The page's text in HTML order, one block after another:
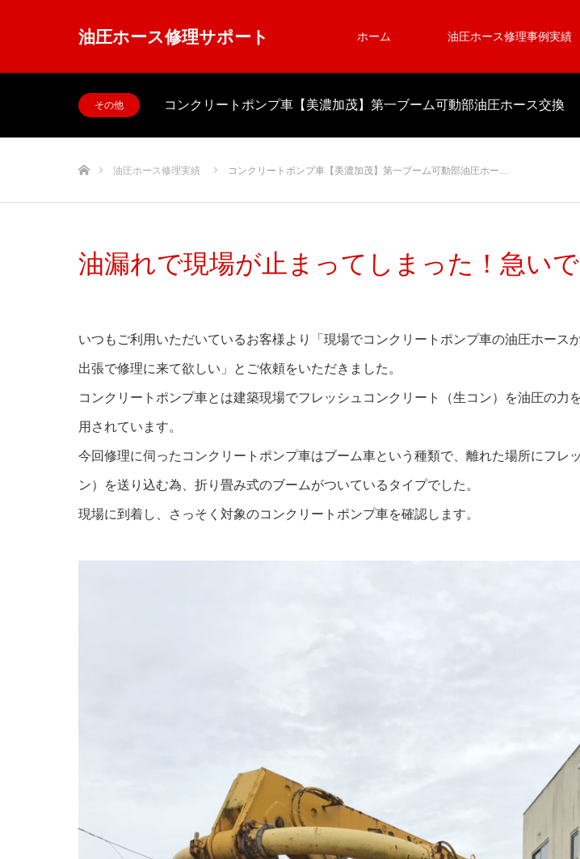
油圧ホース修理サポート ホーム 油圧ホース修理事例実績
その他 コンクリートポンプ車【美濃加茂】第一ブーム可動部油圧ホース交換
油圧ホース修理実績 コンクリートポンプ車【美濃加茂】第一ブーム可動部油圧ホー…
油漏れで現場が止まってしまった！急い
いつもご利用いただいているお客様より「現場でコンクリートポンプ車の油圧ホース
出張で修理に来て欲しい」とご依頼をいただきました。
コンクリートポンプ車とは建築現場でフレッシュコンクリート（生コン）を油圧の力
用されています。
今回修理に伺ったコンクリートポンプ車はブーム車という種類で、離れた場所にフレ
ン）を送り込む為、折り畳み式のブームがついているタイプでした。
現場に到着し、さっそく対象のコンクリートポンプ車を確認します。